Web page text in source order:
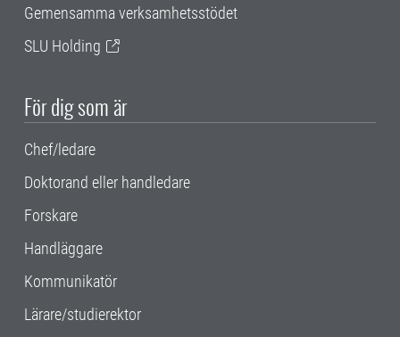
Gemensamma verksamhetsstödet
SLU Holding
För dig som är
Chef/ledare
Doktorand eller handledare
Forskare
Handläggare
Kommunikatör
Lärare/studierektor